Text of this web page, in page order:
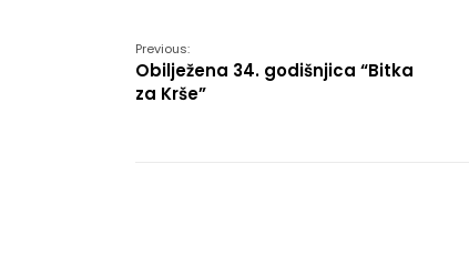
Previous:
Obilježena 34. godišnjica “Bitka
za Krše”